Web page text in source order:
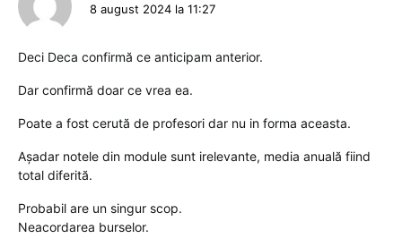
8 august 2024 la 11:27
Deci Deca confirmă ce anticipam anterior.
Dar confirmă doar ce vrea ea.
Poate a fost cerută de profesori dar nu in forma aceasta.
Așadar notele din module sunt irelevante, media anuală fiind
total diferită.
Probabil are un singur scop.
Neacordarea burselor.